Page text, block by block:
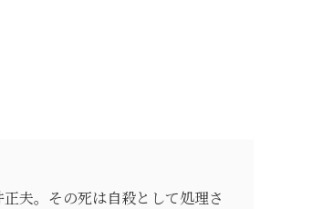
夫。その死は自殺として処理さ